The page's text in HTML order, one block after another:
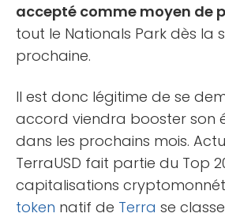
accepté comme moyen de
tout le Nationals Park dès la
prochaine.
Il est donc légitime de se
accord viendra booster son
dans les prochains mois.
TerraUSD fait partie du Top
capitalisations
token natif de Terra se